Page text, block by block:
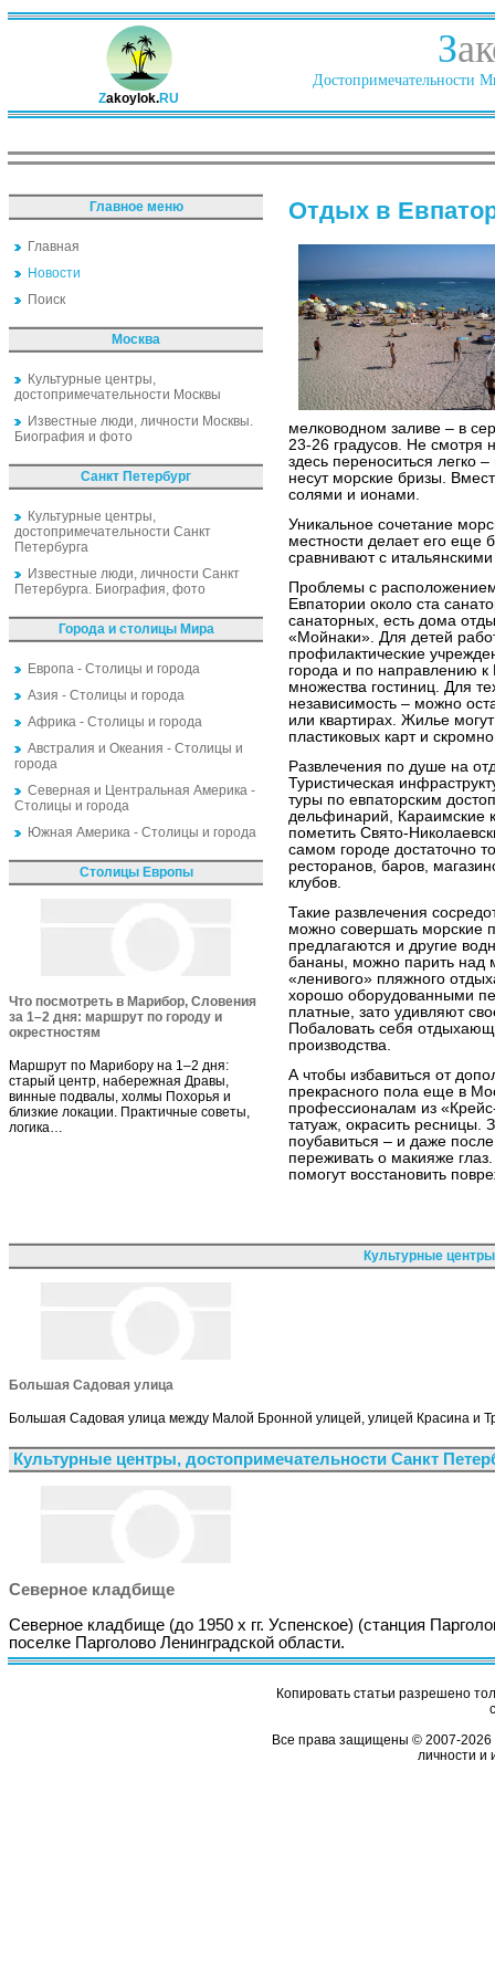
Zakoylok.RU
З
Достопримечательности
Главное меню
Главная
Новости
Поиск
Москва
Культурные центры,
достопримечательности Москвы
Известные люди, личности Москвы.
Биография и фото
Санкт Петербург
Культурные центры,
достопримечательности Санкт
Петербурга
Известные люди, личности Санкт
Петербурга. Биография, фото
Города и столицы Мира
Европа - Столицы и города
Азия - Столицы и города
Африка - Столицы и города
Австралия и Океания - Столицы и
города
Северная и Центральная Америка -
Столицы и города
Южная Америка - Столицы и города
Столицы Европы
Что посмотреть в Марибор, Словения
за 1–2 дня: маршрут по городу и
окрестностям
Маршрут по Марибору на 1–2 дня:
старый центр, набережная Дравы,
винные подвалы, холмы Похорья и
близкие локации. Практичные советы,
логика…
Отдых в
мелководном заливе – в
23-26 градусов. Не смотря
здесь переноситься легко
несут морские бризы.
солями и ионами.
Уникальное сочетание
местности делает его еще
сравнивают с
Проблемы с
Евпатории около ста
санаторных, есть дома
«Мойнаки». Для детей
профилактические
города и по направлению
множества гостиниц. Для
независимость – можно
или квартирах. Жилье
пластиковых карт и
Развлечения по душе на
Туристическая
туры по евпаторским
дельфинарий, Караимские
пометить Свято-
самом городе достаточно
ресторанов, баров,
клубов.
Такие развлечения
можно совершать морские
предлагаются и другие
бананы, можно парить
«ленивого» пляжного
хорошо оборудованными
платные, зато удивляют
Побаловать себя
производства.
А чтобы избавиться от
прекрасного пола еще в
профессионалам из
татуаж, окрасить ресницы.
поубавиться – и даже
переживать о макияже
помогут восстановить
Культурные
Большая Садовая улица
Большая Садовая улица между Малой Бронной улицей, улицей Красина и
Культурные центры, достопримечательности Санкт
Северное кладбище
Северное кладбище (до 1950 х гг. Успенское) (станция
поселке Парголово Ленинградской области.
Копировать статьи разрешено
Все права защищены © 2007-2026
личности и